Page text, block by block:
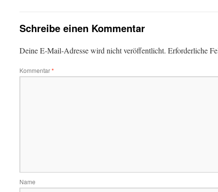
Schreibe einen Kommentar
Deine E-Mail-Adresse wird nicht veröffentlicht. Erforderliche
Kommentar*
Name